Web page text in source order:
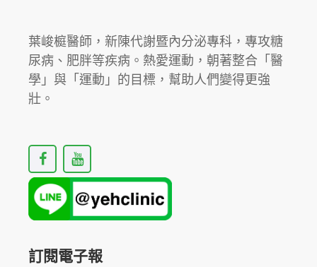
葉峻榳醫師，新陳代謝暨內分泌專科，專攻糖
尿病、肥胖等疾病。熱愛運動，朝著整合「醫
學」與「運動」的目標，幫助人們變得更強
壯。
F
a
c
e
b
o
k
Y
o
u
t
u
b
訂閱電子報